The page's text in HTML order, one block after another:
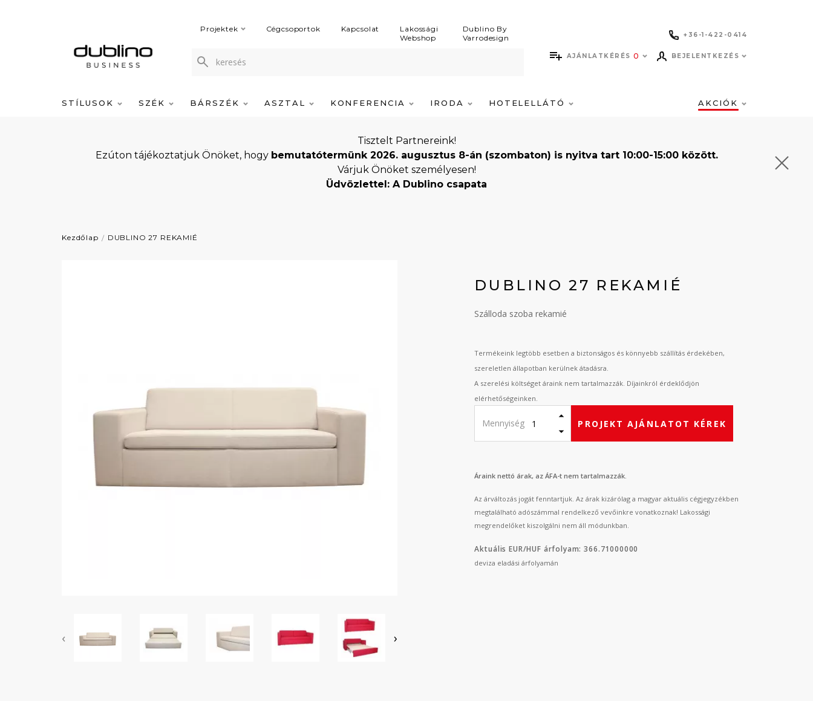
Projektek Cégcsoportok Kapcsolat
Lakossági
Webshop
Dublino By
Varrodesign
+36-1-422-0414
AJÁNLATKÉRÉS 0 BEJELENTKEZÉS
STÍLUSOK SZÉK BÁRSZÉK ASZTAL KONFERENCIA IRODA HOTELELLÁTÓ AKCIÓK
Tisztelt Partnereink!
Ezúton tájékoztatjuk Önöket, hogy bemutatótermünk 2026. augusztus 8-án (szombaton) is nyitva tart 10:00-15:00 között.
Várjuk Önöket személyesen!
Üdvözlettel: A Dublino csapata
Kezdőlap DUBLINO 27 REKAMIÉ
‹ ›
DUBLINO 27 REKAMIÉ
Szálloda szoba rekamié
Termékeink legtöbb esetben a biztonságos és könnyebb szállítás érdekében,
szereletlen állapotban kerülnek átadásra.
A szerelési költséget áraink nem tartalmazzák. Díjainkról érdeklődjön
elérhetőségeinken.
Mennyiség PROJEKT AJÁNLATOT KÉREK
Áraink nettó árak, az ÁFA-t nem tartalmazzák.
Az árváltozás jogát fenntartjuk. Az árak kizárólag a magyar aktuális cégjegyzékben
megtalálható adószámmal rendelkező vevőinkre vonatkoznak! Lakossági
megrendelőket kiszolgálni nem áll módunkban.
Aktuális EUR/HUF árfolyam: 366.71000000
deviza eladási árfolyamán